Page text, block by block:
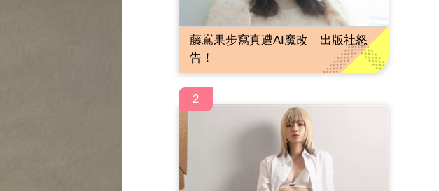
藤嶌果步寫真遭AI魔改 出版社怒
告！
2